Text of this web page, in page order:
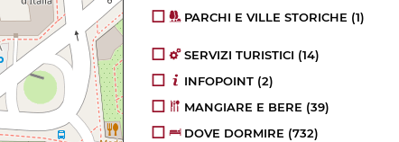
PARCHI E VILLE STORICHE (1)
SERVIZI TURISTICI (14)
INFOPOINT (2)
MANGIARE E BERE (39)
DOVE DORMIRE (732)